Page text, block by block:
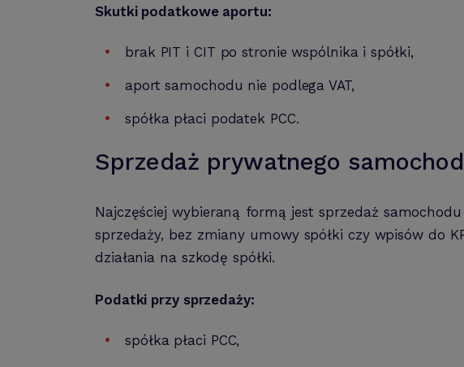
Skutki podatkowe aportu:
brak PIT i CIT po stronie wspólnika i spółki,
aport samochodu nie podlega VAT,
spółka płaci podatek PCC.
Sprzedaż prywatnego
Najczęściej wybieraną formą jest sprzedaż
sprzedaży, bez zmiany umowy spółki czy wpisów do
działania na szkodę spółki.
Podatki przy sprzedaży:
spółka płaci PCC,